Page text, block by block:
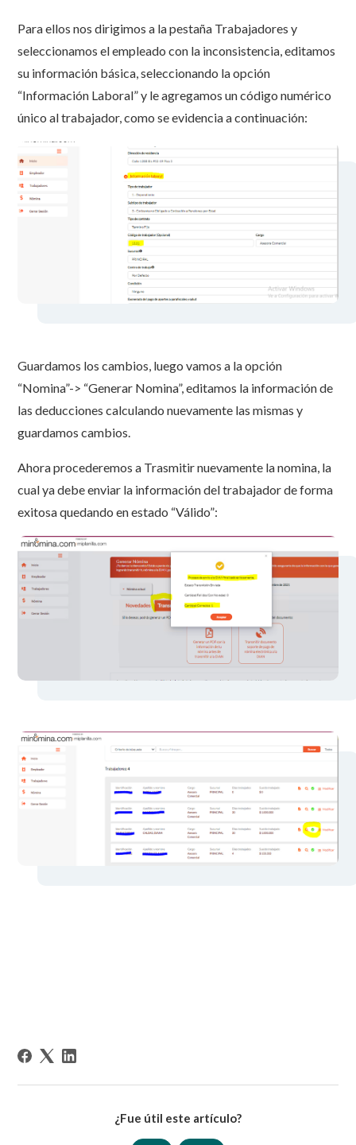
Para ellos nos dirigimos a la pestaña Trabajadores y
seleccionamos el empleado con la inconsistencia, editamos
su información básica, seleccionando la opción
“Información Laboral” y le agregamos un código numérico
único al trabajador, como se evidencia a continuación:
Guardamos los cambios, luego vamos a la opción
“Nomina”-> “Generar Nomina”, editamos la información de
las deducciones calculando nuevamente las mismas y
guardamos cambios.
Ahora procederemos a Trasmitir nuevamente la nomina, la
cual ya debe enviar la información del trabajador de forma
exitosa quedando en estado “Válido”:
¿Fue útil este artículo?